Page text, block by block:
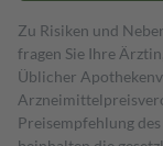
Zu Risiken und
fragen Sie Ihre
Üblicher
Preisempfehlung